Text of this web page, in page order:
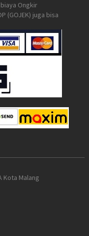
Ongkir
(GOJEK) juga bisa
Kota Malang